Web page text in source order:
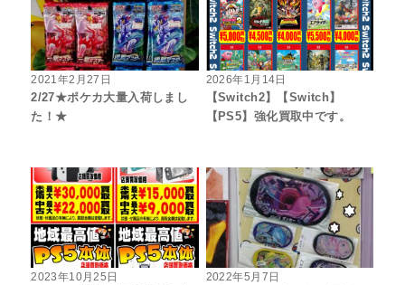
2021年2月27日
2/27★ポケカ大量入荷しまし
た！★
2026年1月14日
【Switch2】【Switch】
【PS5】強化買取中です。
2023年10月25日
2022年5月7日